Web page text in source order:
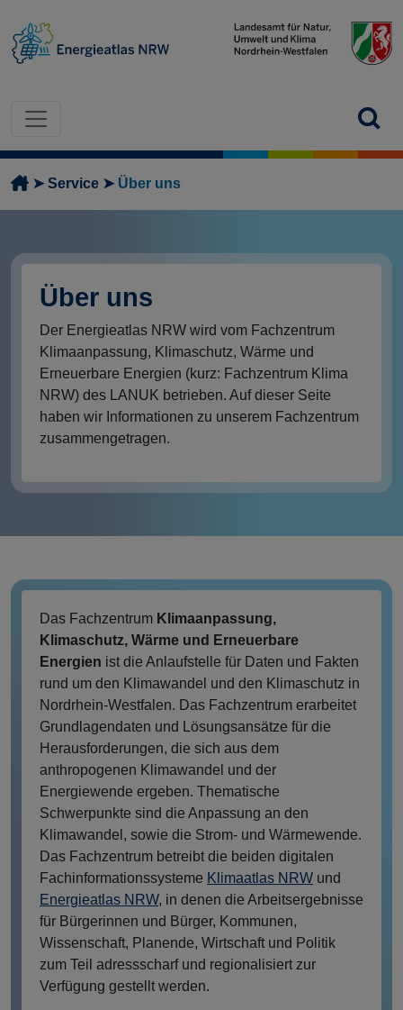
Pfadnavigation
Service Über uns
Über uns
Der Energieatlas NRW wird vom Fachzentrum
Klimaanpassung, Klimaschutz, Wärme und
Erneuerbare Energien (kurz: Fachzentrum Klima
NRW) des LANUK betrieben. Auf dieser Seite
haben wir Informationen zu unserem Fachzentrum
zusammengetragen.
Das Fachzentrum Klimaanpassung,
Klimaschutz, Wärme und Erneuerbare
Energien ist die Anlaufstelle für Daten und Fakten
rund um den Klimawandel und den Klimaschutz in
Nordrhein-Westfalen. Das Fachzentrum erarbeitet
Grundlagendaten und Lösungsansätze für die
Herausforderungen, die sich aus dem
anthropogenen Klimawandel und der
Energiewende ergeben. Thematische
Schwerpunkte sind die Anpassung an den
Klimawandel, sowie die Strom- und Wärmewende.
Das Fachzentrum betreibt die beiden digitalen
Fachinformationssysteme Klimaatlas NRW und
Energieatlas NRW, in denen die Arbeitsergebnisse
für Bürgerinnen und Bürger, Kommunen,
Wissenschaft, Planende, Wirtschaft und Politik
zum Teil adressscharf und regionalisiert zur
Verfügung gestellt werden.